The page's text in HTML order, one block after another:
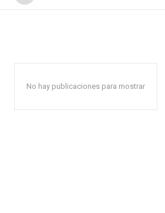
No hay publicaciones para mostrar